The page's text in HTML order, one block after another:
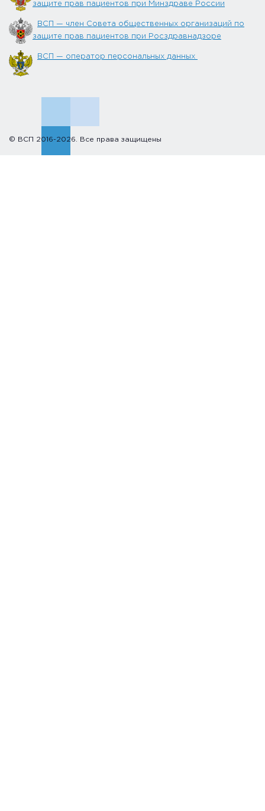
защите прав пациентов при Минздраве России
ВСП — член Совета общественных организаций по
защите прав пациентов при Росздравнадзоре
ВСП — оператор персональных данных
© ВСП 2016-2026. Все права защищены